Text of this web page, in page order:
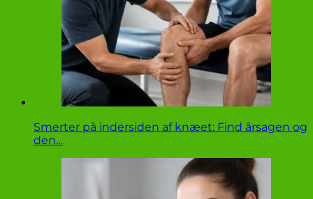
Smerter på indersiden af knæet: Find årsagen og
den…